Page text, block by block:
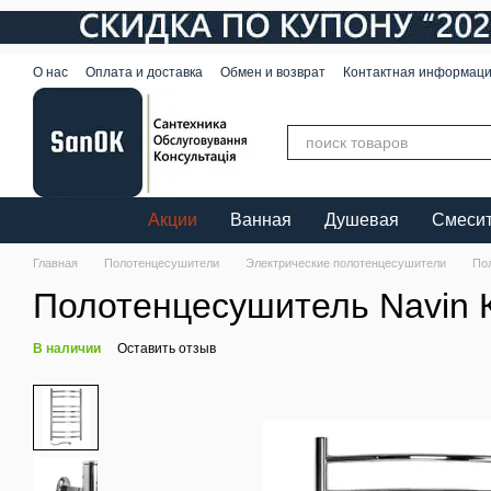
Перейти к основному контенту
О нас Оплата и доставка Обмен и возврат Контактная
Акции Ванная Душевая
Главная Полотенцесушители Электрические полотенцесушители
Полотенцесушитель
В наличии Оставить отзыв